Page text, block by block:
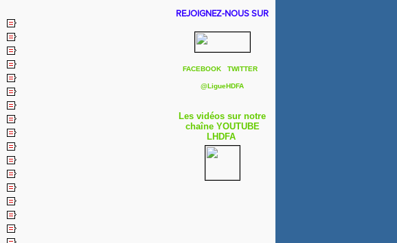
REJOIGNEZ-NOUS SUR
FACEBOOK TWITTER
@LigueHDFA
Les vidéos sur notre
chaîne YOUTUBE
LHDFA